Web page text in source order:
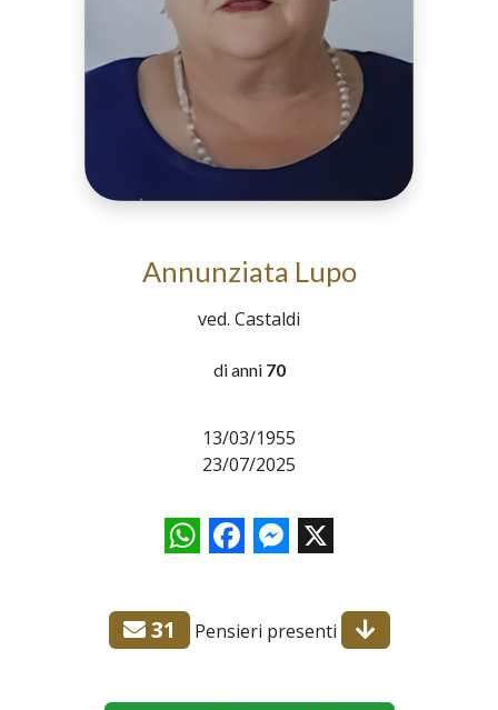
Annunziata Lupo
ved. Castaldi
di anni 70
13/03/1955
23/07/2025
WhatsAppFacebookMessenger
X
31 Pensieri presenti